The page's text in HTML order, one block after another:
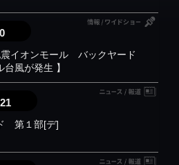
イオンモール バックヤード
風が発生 】
21
第１部[デ]